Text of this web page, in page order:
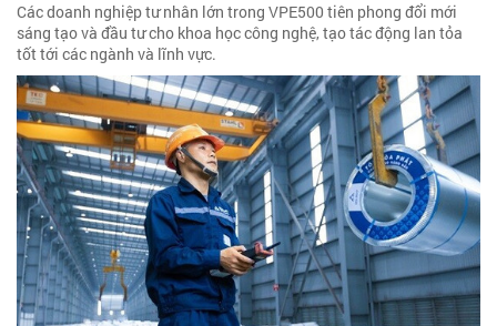
Các doanh nghiệp tư nhân lớn trong VPE500 tiên phong đổi mới
sáng tạo và đầu tư cho khoa học công nghệ, tạo tác động lan tỏa
tốt tới các ngành và lĩnh vực.